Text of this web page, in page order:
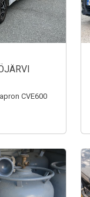
CVE600